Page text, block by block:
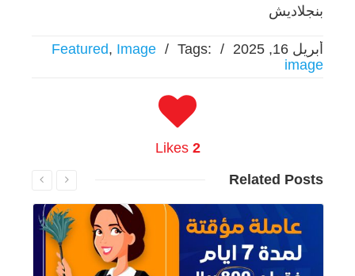
بنجلاديش
أبريل 16, 2025 /
Featured, Image / Tags:
image
2
Likes
Related Posts